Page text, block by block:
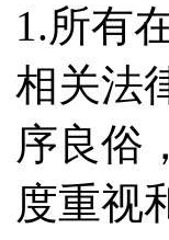
1.所有
相关法
序良俗
度重视